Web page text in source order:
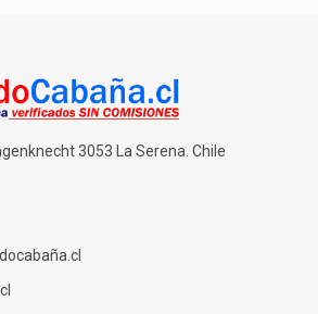
3053 La Serena. Chile